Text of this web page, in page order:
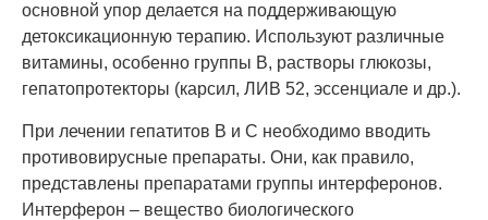
основной упор делается на поддерживающую
детоксикационную терапию. Используют различные
витамины, особенно группы В, растворы глюкозы,
гепатопротекторы (карсил, ЛИВ 52, эссенциале и др.).
При лечении гепатитов В и С необходимо вводить
противовирусные препараты. Они, как правило,
представлены препаратами группы интерферонов.
Интерферон – вещество биологического